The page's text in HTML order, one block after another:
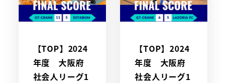
【TOP】2024
年度 大阪府
社会人リーグ1
【TOP】2024
年度 大阪府
社会人リーグ1